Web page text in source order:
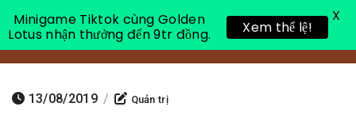
Toggle
13/08/2019 / Quản trị
Minigame Tiktok cùng Golden
Lotus nhận thưởng đến 9tr đồng.
Xem thể lệ!
X